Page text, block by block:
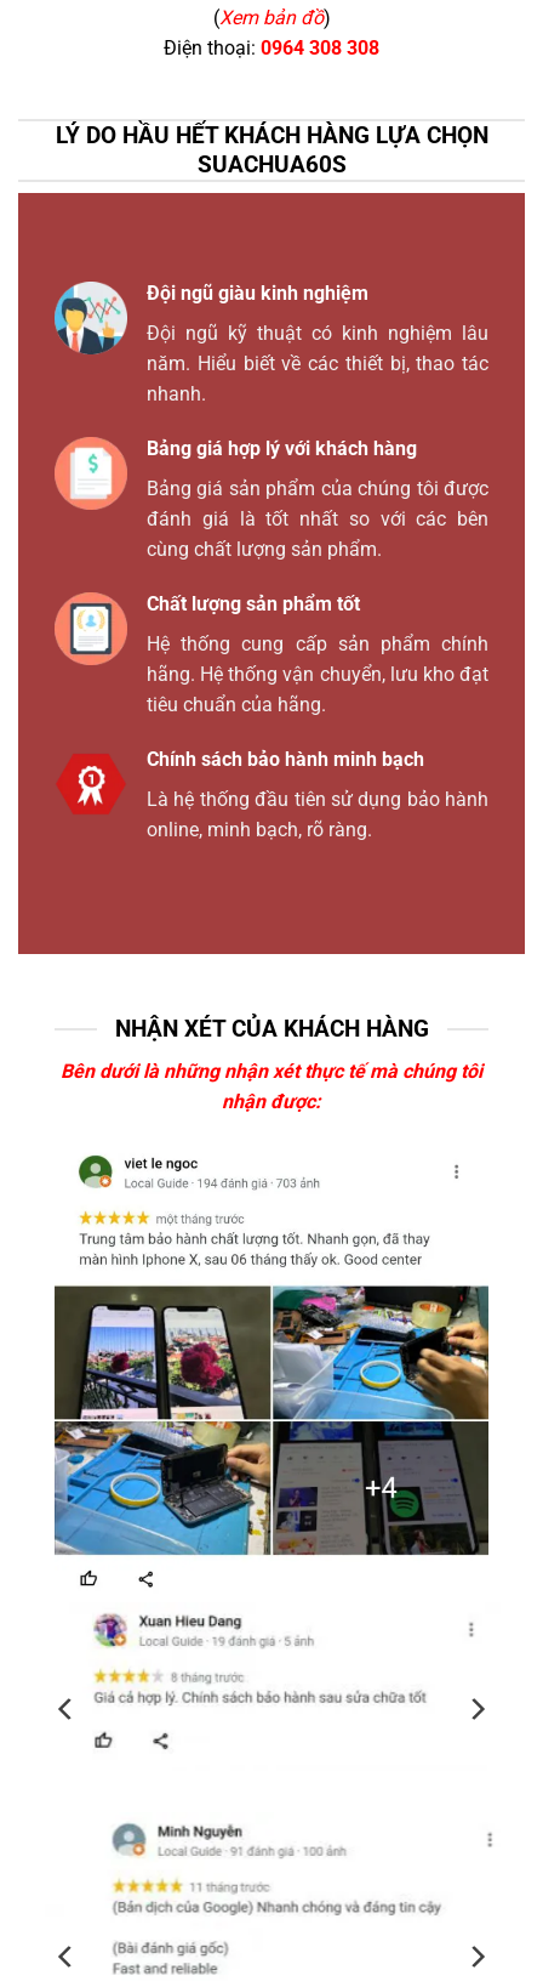
(Xem bản đồ)
Điện thoại: 0964 308 308
LÝ DO HẦU HẾT KHÁCH HÀNG LỰA CHỌN
SUACHUA60S
Đội ngũ giàu kinh nghiệm
Đội ngũ kỹ thuật có kinh nghiệm lâu
năm. Hiểu biết về các thiết bị, thao tác
nhanh.
Bảng giá hợp lý với khách hàng
Bảng giá sản phẩm của chúng tôi được
đánh giá là tốt nhất so với các bên
cùng chất lượng sản phẩm.
Chất lượng sản phẩm tốt
Hệ thống cung cấp sản phẩm chính
hãng. Hệ thống vận chuyển, lưu kho đạt
tiêu chuẩn của hãng.
Chính sách bảo hành minh bạch
Là hệ thống đầu tiên sử dụng bảo hành
online, minh bạch, rõ ràng.
NHẬN XÉT CỦA KHÁCH HÀNG
Bên dưới là những nhận xét thực tế mà chúng tôi
nhận được: